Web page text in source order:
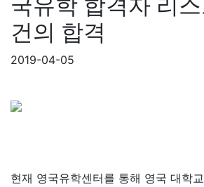
건의 합격
2019-04-05
현재 영국유학센터를 통해 영국 대학